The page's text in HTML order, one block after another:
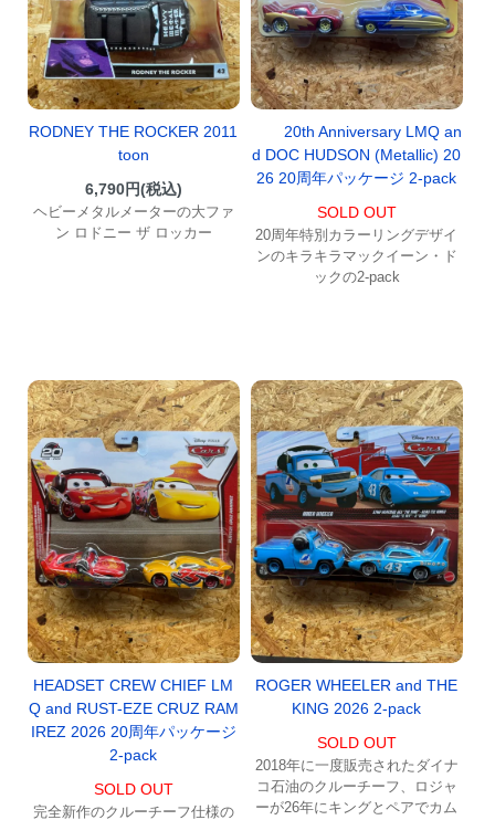
RODNEY THE ROCKER 2011
toon
6,790円(税込)
ヘビーメタルメーターの大ファ
ン ロドニー ザ ロッカー
20th Anniversary LMQ an
d DOC HUDSON (Metallic) 20
26 20周年パッケージ 2-pack
SOLD OUT
20周年特別カラーリングデザイ
ンのキラキラマックイーン・ド
ックの2-pack
HEADSET CREW CHIEF LM
Q and RUST-EZE CRUZ RAM
IREZ 2026 20周年パッケージ
2-pack
SOLD OUT
完全新作のクルーチーフ仕様の
ROGER WHEELER and THE
KING 2026 2-pack
SOLD OUT
2018年に一度販売されたダイナ
コ石油のクルーチーフ、ロジャ
ーが26年にキングとペアでカム